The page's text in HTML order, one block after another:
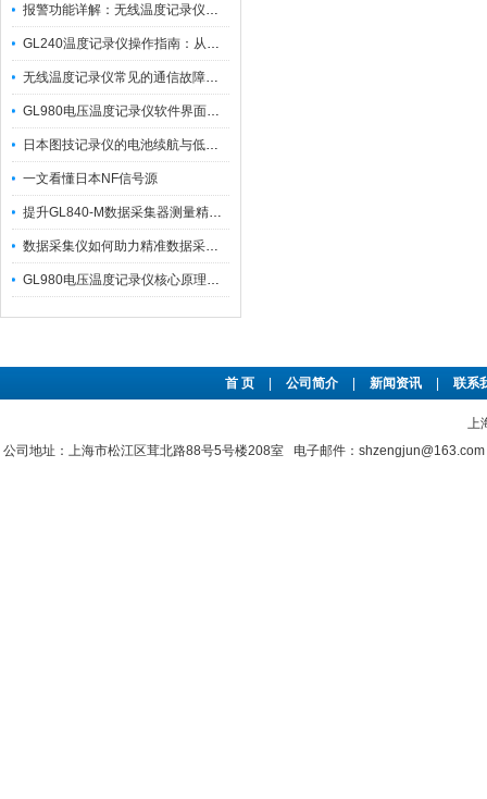
报警功能详解：无线温度记录仪的阈值设定与通知机制
GL240温度记录仪操作指南：从开箱、接线到数据导出的标准化流程
无线温度记录仪常见的通信故障诊断与排除指南
GL980电压温度记录仪软件界面功能与使用技巧
日本图技记录仪的电池续航与低功耗模式适用场景分析
一文看懂日本NF信号源
提升GL840-M数据采集器测量精度的操作秘籍
数据采集仪如何助力精准数据采集与分析？​
GL980电压温度记录仪核心原理及行业应用
首 页 公司简介 新闻资讯 联系
上
公司地址：上海市松江区茸北路88号5号楼208室 电子邮件：